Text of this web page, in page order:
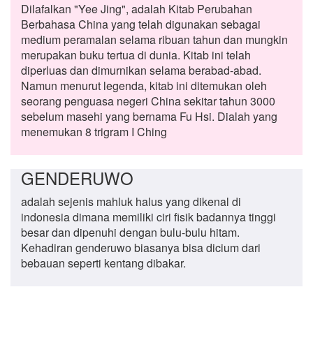
Dilafalkan "Yee Jing", adalah Kitab Perubahan
Berbahasa China yang telah digunakan sebagai
medium peramalan selama ribuan tahun dan mungkin
merupakan buku tertua di dunia. Kitab ini telah
diperluas dan dimurnikan selama berabad-abad.
Namun menurut legenda, kitab ini ditemukan oleh
seorang penguasa negeri China sekitar tahun 3000
sebelum masehi yang bernama Fu Hsi. Dialah yang
menemukan 8 trigram I Ching
GENDERUWO
adalah sejenis mahluk halus yang dikenal di
indonesia dimana memiliki ciri fisik badannya tinggi
besar dan dipenuhi dengan bulu-bulu hitam.
Kehadiran genderuwo biasanya bisa dicium dari
bebauan seperti kentang dibakar.